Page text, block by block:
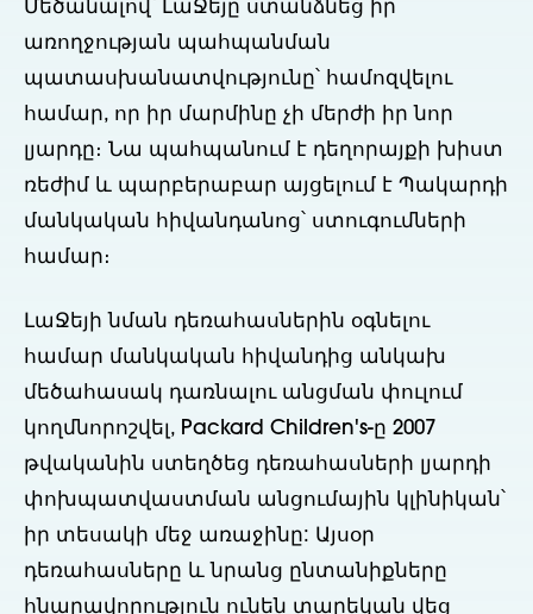
Մեծանալով՝ ԼաՋեյը ստանձնեց իր
առողջության պահպանման
պատասխանատվությունը՝ համոզվելու
համար, որ իր մարմինը չի մերժի իր նոր
լյարդը։ Նա պահպանում է դեղորայքի խիստ
ռեժիմ և պարբերաբար այցելում է Պակարդի
մանկական հիվանդանոց՝ ստուգումների
համար։
ԼաՋեյի նման դեռահասներին օգնելու
համար մանկական հիվանդից անկախ
մեծահասակ դառնալու անցման փուլում
կողմնորոշվել, Packard Children's-ը 2007
թվականին ստեղծեց դեռահասների լյարդի
փոխպատվաստման անցումային կլինիկան՝
իր տեսակի մեջ առաջինը: Այսօր
դեռահասները և նրանց ընտանիքները
հնարավորություն ունեն տարեկան վեց